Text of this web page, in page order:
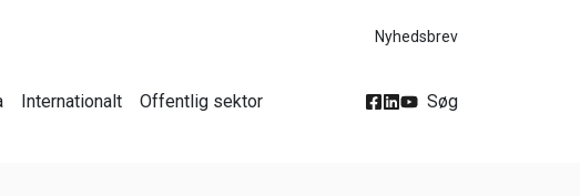
Nyhedsbrev
Internationalt Offentlig sektor Søg